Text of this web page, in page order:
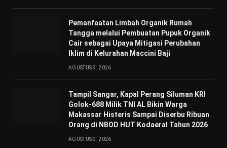
Pemanfaatan Limbah Organik Rumah
Tangga melalui Pembuatan Pupuk Organik
Cair sebagai Upaya Mitigasi Perubahan
Iklim di Kelurahan Maccini Baji
AGUSTUS 9, 2026
Tampil Sangar, Kapal Perang Siluman KRI
Golok-688 Milik TNI AL Bikin Warga
Makassar Histeris Sampai Diserbu Ribuan
Orang di NBOD HUT Kodaeral Tahun 2026
AGUSTUS 9, 2026